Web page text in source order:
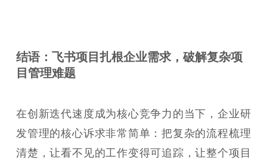
结语：飞书项目扎根企业需求，破解复杂项
目管理难题
在创新迭代速度成为核心竞争力的当下，企业研
发管理的核心诉求非常简单：把复杂的流程梳理
清楚，让看不见的工作变得可追踪，让整个项目